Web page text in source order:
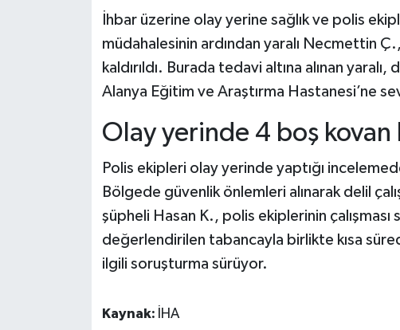
İhbar üzerine olay yerine sağlık ve polis
müdahalesinin ardından yaralı Necmettin
kaldırıldı. Burada tedavi altına alınan
Alanya Eğitim ve Araştırma Hastanesi’ne
Olay yerinde 4 boş kovan
Polis ekipleri olay yerinde yaptığı
Bölgede güvenlik önlemleri alınarak delil
şüpheli Hasan K., polis ekiplerinin çalışması
değerlendirilen tabancayla birlikte kısa
ilgili soruşturma sürüyor.
Kaynak: İHA